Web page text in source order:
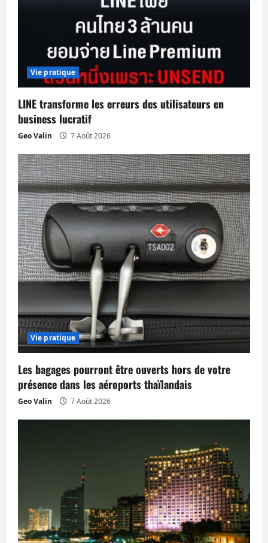
i
c
l
e
Vie pratique
LINE transforme les erreurs des utilisateurs en
business lucratif
Geo Valin 7 Août 2026
Vie pratique
Les bagages pourront être ouverts hors de votre
présence dans les aéroports thaïlandais
Geo Valin 7 Août 2026